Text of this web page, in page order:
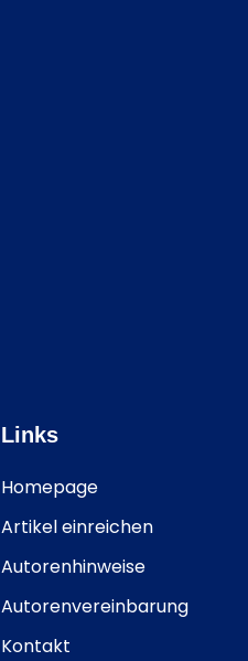
Links
Homepage
Artikel einreichen
Autorenhinweise
Autorenvereinbarung
Kontakt